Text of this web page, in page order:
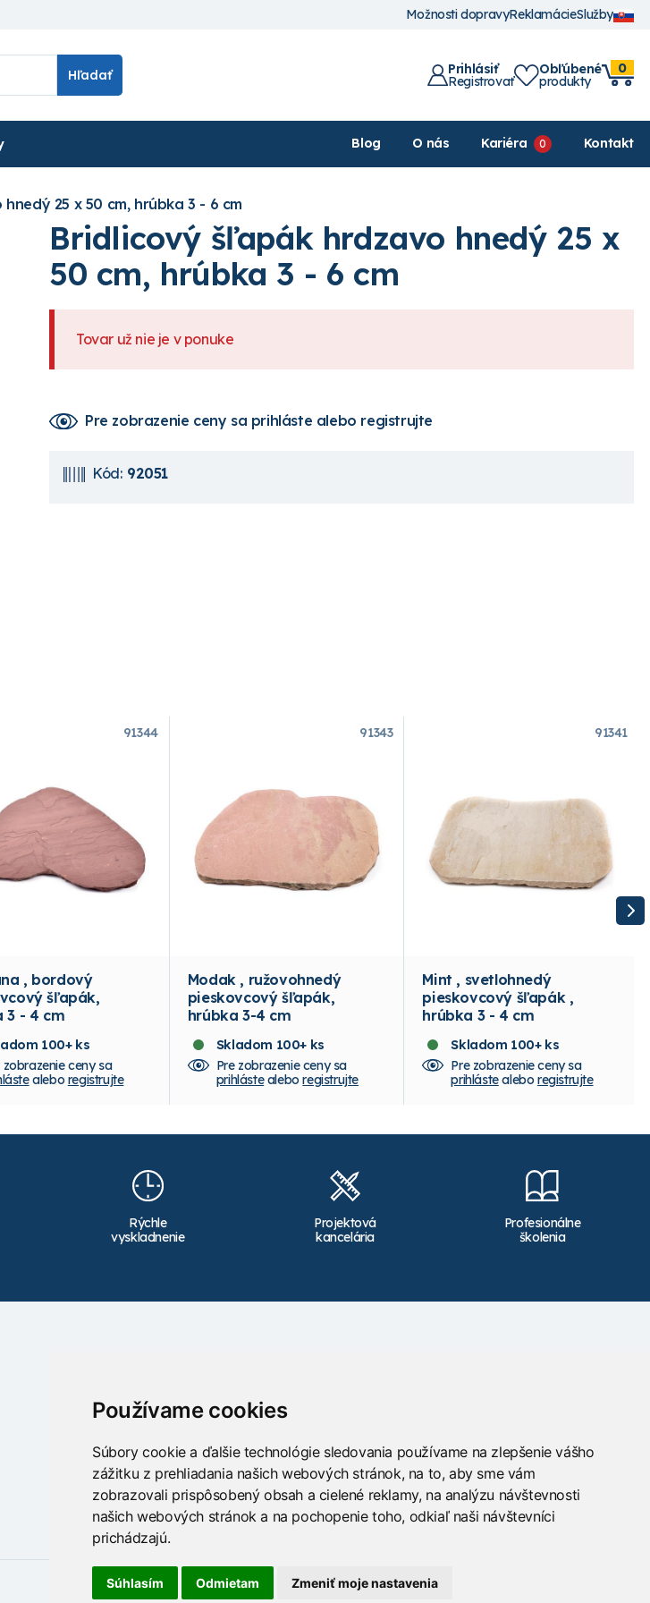
Používame cookies
Súbory cookie a ďalšie technológie sledovania používame na zlepšenie vášho
zážitku z prehliadania našich webových stránok, na to, aby sme vám
zobrazovali prispôsobený obsah a cielené reklamy, na analýzu návštevnosti
našich webových stránok a na pochopenie toho, odkiaľ naši návštevníci
prichádzajú.
Súhlasím Odmietam Zmeniť moje nastavenia
Možnosti dopravyReklamácieSlužby
Hľadať Prihlásiť
Registrovať
Obľúbené
produkty
0
Blog O nás Kariéra Kontakt
25 x 50 cm, hrúbka 3 - 6 cm
Bridlicový šľapák hrdzavo hnedý 25 x
50 cm, hrúbka 3 - 6 cm
Tovar už nie je v ponuke
Pre zobrazenie ceny sa prihláste alebo registrujte
Kód: 92051
91344
, bordový
šľapák,
3 - 4 cm
100+ ks
zobrazenie ceny sa
alebo registrujte
91343
Modak , ružovohnedý
pieskovcový šľapák,
hrúbka 3-4 cm
Skladom 100+ ks
Pre zobrazenie ceny sa
prihlástealeboregistrujte
91341
Mint , svetlohnedý
pieskovcový šľapák ,
hrúbka 3 - 4 cm
Skladom 100+ ks
Pre zobrazenie ceny sa
prihlástealebo registrujte
Rýchle
vyskladnenie
Projektová
kancelária
Profesionálne
školenia
Školenia
Poradenstvo
Sledujte nás